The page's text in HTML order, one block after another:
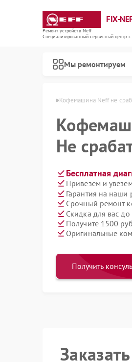
FIX-
Ремонт устройств Neff
Специализированный cервисный центр г.
Мы ремонтируем
Кофемашина Neff не
Не
Бесплатная
Привезем и
Гарантия на
Срочный ремонт
Скидка для вас до
Получите 1500
Оригинальные
Получить